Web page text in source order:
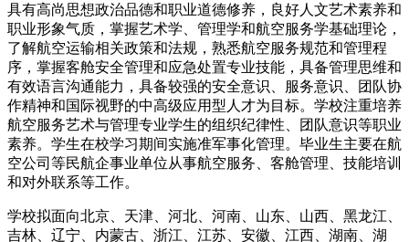
具有高尚思想政治品德和职业道德修养，良好人文艺术素养和
职业形象气质，掌握艺术学、管理学和航空服务学基础理论，
了解航空运输相关政策和法规，熟悉航空服务规范和管理程
序，掌握客舱安全管理和应急处置专业技能，具备管理思维和
有效语言沟通能力，具备较强的安全意识、服务意识、团队协
作精神和国际视野的中高级应用型人才为目标。学校注重培养
航空服务艺术与管理专业学生的组织纪律性、团队意识等职业
素养。学生在校学习期间实施准军事化管理。毕业生主要在航
空公司等民航企事业单位从事航空服务、客舱管理、技能培训
和对外联系等工作。
学校拟面向北京、天津、河北、河南、山东、山西、黑龙江、
吉林、辽宁、内蒙古、浙江、江苏、安徽、江西、湖南、湖